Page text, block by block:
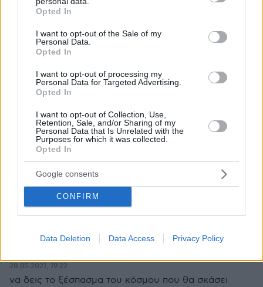
grant or deny consent to Google and its third-party tags to
use your data for below specified purposes in below Google
consent section.
Opted In
I want to opt-out of the Sale of my
Personal Data.
Opted In
I want to opt-out of processing my
Personal Data for Targeted Advertising.
Opted In
I want to opt-out of Collection, Use,
Retention, Sale, and/or Sharing of my
Personal Data that Is Unrelated with the
Purposes for which it was collected.
Opted In
Google consents
CONFIRM
Data Deletion Data Access Privacy Policy
παραμύθια με την εστίαση !!!! Και τα χρήματα που
επιχειρησεις που δεν έκλεβαν , αποζημιώθηκαν με το
παραπάνω ,αυτοί με μηδενικά εισοδήματα έκλεβαν τα
προηγούμενα χρόνια !!!!!!!!!! ;!!!!!!!!!
ΑΠΑΝΤΗΣΗ
Τζιμακος
28.05.2021, 19:26
Εάν δεν μειωθούν σημαντικά τα κρούσματα μην
περιμένετε να δείτε τουρίστες θα πάνε Πορτογαλία,
Ισπανία, Ιταλία...και μετά να δω πως θα βγει ο
χειμώνας χωρίς δανεικά....
ΑΠΑΝΤΗΣΗ
28.05.2021, 19:22
να δεις το ξέσπασμα του κόσμου που θα σκάσει